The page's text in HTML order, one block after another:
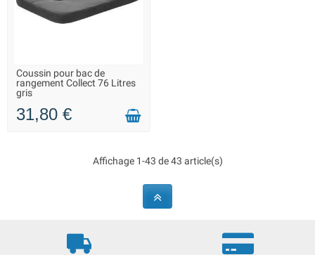
LIVRAISON 2 À 3 JOURS
Coussin pour bac de
rangement Collect 76 Litres
gris
31,80 €
Affichage 1-43 de 43 article(s)